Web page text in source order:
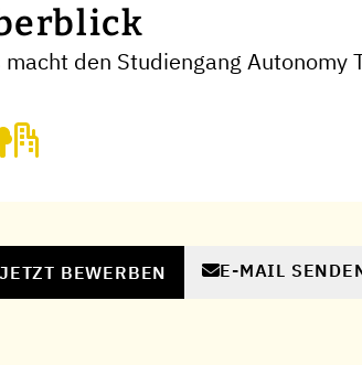
macht den Studiengang Autonomy
JETZT BEWERBEN E-MAIL